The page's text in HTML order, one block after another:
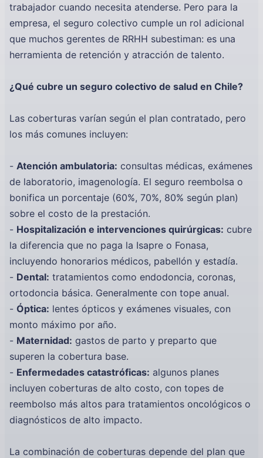
trabajador cuando necesita atenderse. Pero para la
empresa, el seguro colectivo cumple un rol adicional
que muchos gerentes de RRHH subestiman: es una
herramienta de retención y atracción de talento.
¿Qué cubre un seguro colectivo de salud en Chile?
Las coberturas varían según el plan contratado, pero
los más comunes incluyen:
- Atención ambulatoria: consultas médicas, exámenes
de laboratorio, imagenología. El seguro reembolsa o
bonifica un porcentaje (60%, 70%, 80% según plan)
sobre el costo de la prestación.
- Hospitalización e intervenciones quirúrgicas: cubre
la diferencia que no paga la Isapre o Fonasa,
incluyendo honorarios médicos, pabellón y estadía.
- Dental: tratamientos como endodoncia, coronas,
ortodoncia básica. Generalmente con tope anual.
- Óptica: lentes ópticos y exámenes visuales, con
monto máximo por año.
- Maternidad: gastos de parto y preparto que
superen la cobertura base.
- Enfermedades catastróficas: algunos planes
incluyen coberturas de alto costo, con topes de
reembolso más altos para tratamientos oncológicos o
diagnósticos de alto impacto.
La combinación de coberturas depende del plan que